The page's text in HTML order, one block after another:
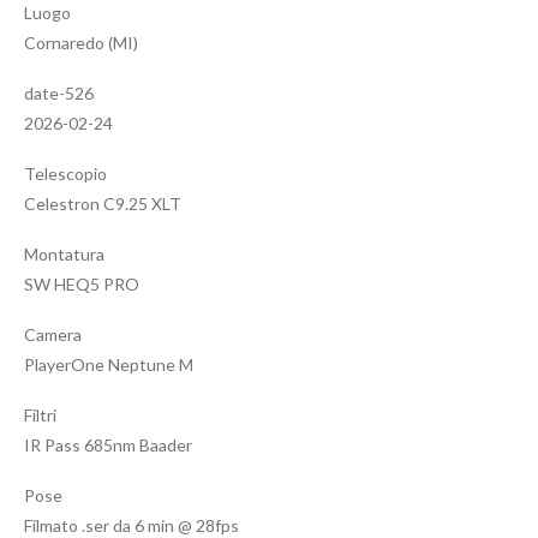
Luogo
Cornaredo (MI)
date-526
2026-02-24
Telescopio
Celestron C9.25 XLT
Montatura
SW HEQ5 PRO
Camera
PlayerOne Neptune M
Filtri
IR Pass 685nm Baader
Pose
Filmato .ser da 6 min @ 28fps